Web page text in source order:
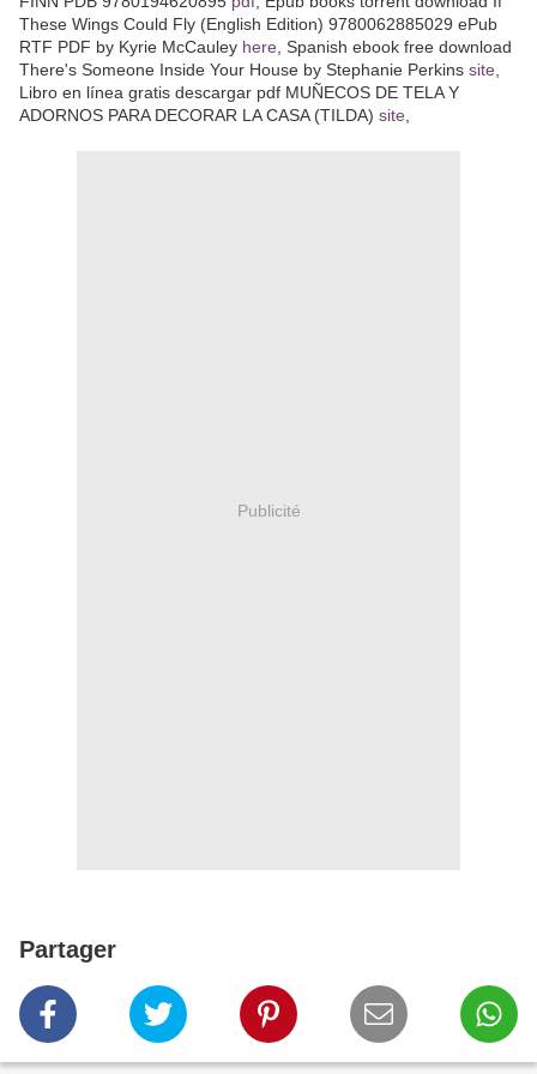
These Wings Could Fly (English Edition) 9780062885029 ePub
RTF PDF by Kyrie McCauley here , Spanish ebook free download
There's Someone Inside Your House by Stephanie Perkins site
Libro en línea gratis descargar pdf MUÑECOS DE TELA Y
ADORNOS PARA DECORAR LA CASA (TILDA) site
Publicité
Partager